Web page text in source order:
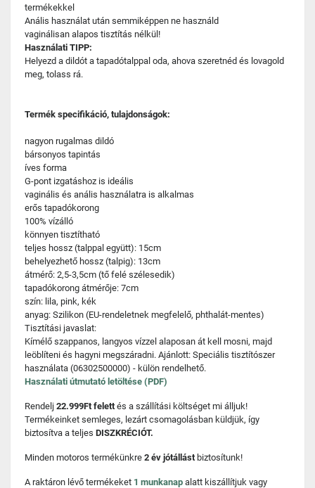
termékekkel
Anális használat után semmiképpen ne használd
vaginálisan alapos tisztítás nélkül!
Használati TIPP:
Helyezd a dildót a tapadótalppal oda, ahova szeretnéd és lovagold
meg, tolass rá.
Termék specifikáció, tulajdonságok:
nagyon rugalmas dildó
bársonyos tapintás
íves forma
G-pont izgatáshoz is ideális
vaginális és anális használatra is alkalmas
erős tapadókorong
100% vízálló
könnyen tisztítható
teljes hossz (talppal együtt): 15cm
behelyezhető hossz (talpig): 13cm
átmérő: 2,5-3,5cm (tő felé szélesedik)
tapadókorong átmérője: 7cm
szín: lila, pink, kék
anyag: Szilikon (EU-rendeletnek megfelelő, phthalát-mentes)
Tisztítási javaslat:
Kímélő szappanos, langyos vízzel alaposan át kell mosni, majd
leöblíteni és hagyni megszáradni. Ajánlott: Speciális tisztítószer
használata (06302500000) - külön rendelhető.
Használati útmutató letöltése (PDF)
Rendelj 22.999Ft felettés a szállítási költséget mi álljuk!
Termékeinket semleges, lezárt csomagolásban küldjük, így
biztosítva a teljes DISZKRÉCIÓT.
Minden motoros termékünkre 2 év jótállást biztosítunk!
A raktáron lévő termékeket 1 munkanap alatt kiszállítjuk vagy